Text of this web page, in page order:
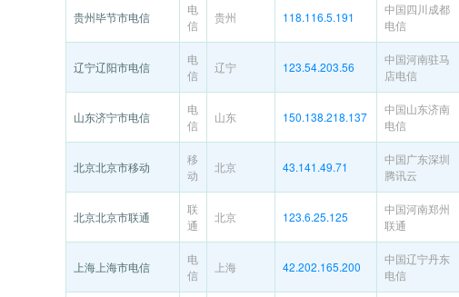
贵州毕节市电信
电
信
贵州 118.116.5.191
中国四川成都
电信
辽宁辽阳市电信
电
信
辽宁 123.54.203.56
中国河南驻马
店电信
山东济宁市电信
电
信
山东 150.138.218.137
中国山东济南
电信
北京北京市移动
移
动
北京 43.141.49.71
中国广东深圳
腾讯云
北京北京市联通
联
通
北京 123.6.25.125
中国河南郑州
联通
上海上海市电信
电
信
上海 42.202.165.200
中国辽宁丹东
电信